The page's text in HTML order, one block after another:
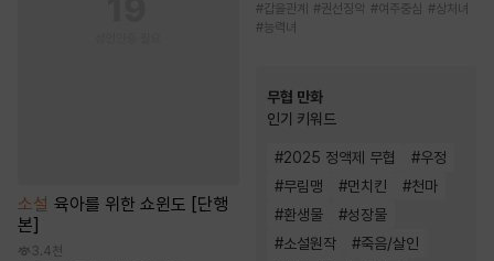
소설 육아를 위한 쇼윈도 [단행
본]
3.4천
#갑을관계 #권선징악 #여주중심 #상처녀
#능력녀
무협 만화
인기 키워드
#2025 정액제 무협 #우정
#무림맹 #먼치킨 #천마
#환생물 #성장물
#소설원작 #죽음/살인